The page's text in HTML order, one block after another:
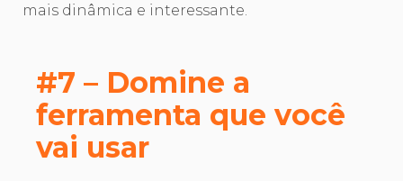
mais dinâmica e interessante.
#7 – Domine a
ferramenta que você
vai usar